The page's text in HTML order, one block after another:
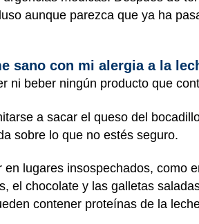
aunque parezca que ya ha
sano con mi alergia a la
ni beber ningún producto que
a sacar el queso del
sobre lo que no estés seguro.
lugares insospechados, como
el chocolate y las galletas
contener proteínas de la